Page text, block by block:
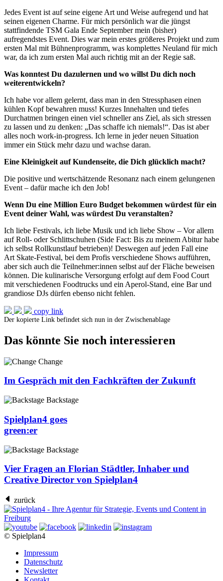
Jedes Event ist auf seine eigene Art und Weise aufregend und hat
seinen eigenen Charme. Für mich persönlich war die jüngst
stattfindende TSM Gala Ende September mein (bisher)
aufregendstes Event. Dies war mein erstes größeres Projekt und zum
ersten Mal mit Bühnenprogramm, was komplettes Neuland für mich
war, da ich zum ersten Mal auch richtig mit an der Regie saß.
Was konntest Du dazulernen und wo willst Du dich noch
weiterentwickeln?
Ich habe vor allem gelernt, dass man in den Stressphasen einen
kühlen Kopf bewahren muss! Kurzes Innehalten und tiefes
Durchatmen bringen einen viel schneller ans Ziel, als sich stressen
zu lassen und zu denken: „Das schaffe ich niemals!“. Das ist aber
alles noch work-in-progress. Ich lerne in jeder neuen Situation
immer ein Stück mehr dazu und wachse daran.
Eine Kleinigkeit auf Kundenseite, die Dich glücklich macht?
Die positive und wertschätzende Resonanz nach einem gelungenen
Event – dafür mache ich den Job!
Wenn Du eine Million Euro Budget bekommen würdest für ein
Event deiner Wahl, was würdest Du veranstalten?
Ich liebe Festivals, ich liebe Musik und ich liebe Show – Vor allem
auf Roll- oder Schlittschuhen (Side Fact: Bis zu meinem Abitur habe
ich selbst Rollkunstlauf betrieben)! Deswegen auf jeden Fall eine
Art Skate-Festival, bei dem Profis verschiedene Shows aufführen,
aber sich auch die Teilnehmer:innen selbst auf der Fläche beweisen
können. Die kulinarische Versorgung erfolgt auf dem Food Court
mit verschiedenen Foodtrucks und ein Aperol-Stand, eine Bar und
grandiose DJs dürfen ebenso nicht fehlen.
copy link
Der kopierte Link befindet sich nun in der Zwischenablage
Das könnte Sie noch interessieren
Change
Im Gespräch mit den Fachkräften der Zukunft
Backstage
Spielplan4 goes
green:er
Backstage
Vier Fragen an Florian Städtler, Inhaber und
Creative Director von Spielplan4
zurück
© Spielplan4
Impressum
Datenschutz
Newsletter